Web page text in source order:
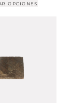
OPCIONES